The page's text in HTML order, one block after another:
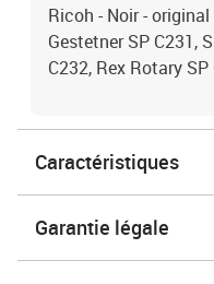
Ricoh - Noir -
Gestetner SP C231,
C232, Rex Rotary
Caractéristiques
Garantie légale